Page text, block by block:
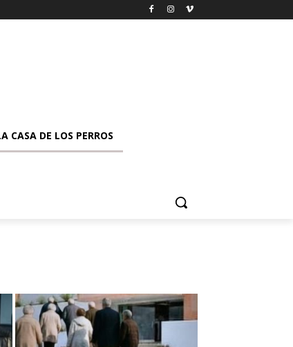
CASA DE LOS PERROS